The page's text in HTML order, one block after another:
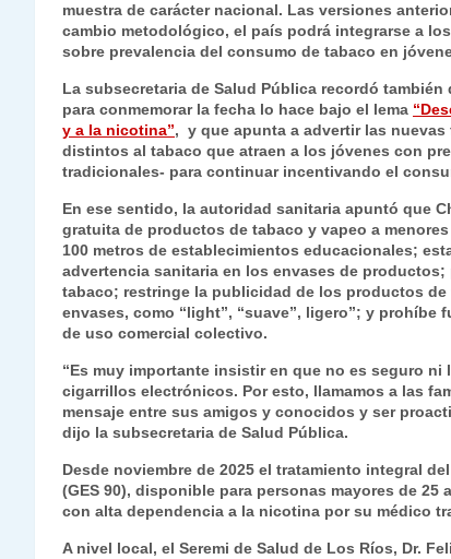
muestra de carácter nacional. Las versiones
cambio metodológico, el país podrá integrarse a
sobre prevalencia del consumo de tabaco en
La subsecretaria de Salud Pública recordó
para conmemorar la fecha lo hace bajo el lema
y a la nicotina”, y que apunta a advertir las
distintos al tabaco que atraen a los jóvenes con
tradicionales- para continuar incentivando el
En ese sentido, la autoridad sanitaria apuntó que
gratuita de productos de tabaco y vapeo a
100 metros de establecimientos educacionales;
advertencia sanitaria en los envases de
tabaco; restringe la publicidad de los productos
envases, como “light”, “suave”, ligero”; y
de uso comercial colectivo.
“Es muy importante insistir en que no es seguro
cigarrillos electrónicos. Por esto, llamamos a las
mensaje entre sus amigos y conocidos y ser
dijo la subsecretaria de Salud Pública.
Desde noviembre de 2025 el tratamiento integral
(GES 90), disponible para personas mayores de
con alta dependencia a la nicotina por su médico
A nivel local, el Seremi de Salud de Los Ríos, Dr.